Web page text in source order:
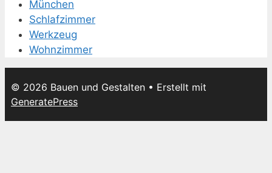
München
Schlafzimmer
Werkzeug
Wohnzimmer
© 2026 Bauen und Gestalten • Erstellt mit
GeneratePress